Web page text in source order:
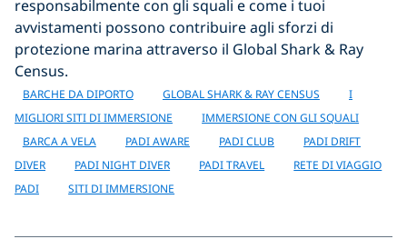
responsabilmente con gli squali e come i tuoi
avvistamenti possono contribuire agli sforzi di
protezione marina attraverso il Global Shark & Ray
Census.
BARCHE DA DIPORTO GLOBAL SHARK & RAY CENSUS
I
MIGLIORI SITI DI IMMERSIONE
IMMERSIONE CON GLI SQUALI
BARCA A VELA
PADI AWARE PADI CLUB
PADI DRIFT
DIVER
PADI NIGHT DIVER PADI TRAVEL
RETE DI VIAGGIO
PADI
SITI DI IMMERSIONE